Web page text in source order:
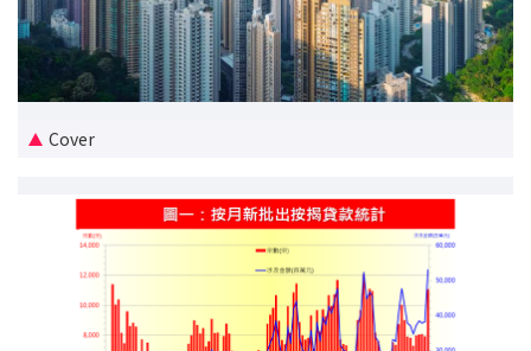
新盘优越按揭优惠
中原按揭标签优惠
推荐齐齐友赏
按揭计算
转按计算
Cover